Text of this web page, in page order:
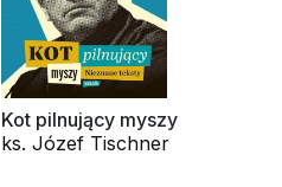
Kot pilnujący myszy
ks. Józef Tischner